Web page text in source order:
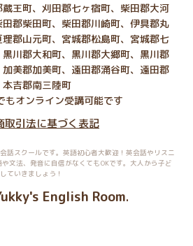
王町、刈田郡七ヶ宿町、柴田郡大河
郡柴田町、柴田郡川崎町、伊具郡丸
郡山元町、宮城郡松島町、宮城郡七
川郡大和町、黒川郡大郷町、黒川郡
美郡加美町、遠田郡涌谷町、遠田郡
吉郡南三陸町
オンライン受講可能です
取引法に基づく表記
話スクールです。英語初心者大歓迎！英会話やリスニ
文法、発音に自信がなくてもOKです。大人から子ど
ていきましょう！
English Room.